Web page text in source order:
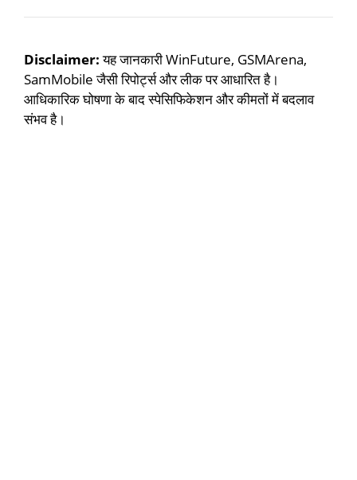
Disclaimer:यह जानकारी WinFuture, GSMArena,
SamMobile जैसी रिपोर्ट्स और लीक पर आधारित है।
आधिकारिक घोषणा के बाद स्पेसिफिकेशन और कीमतों में बदलाव
संभव है।